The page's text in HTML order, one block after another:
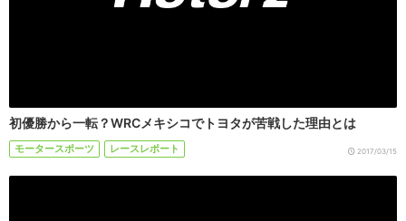
初優勝から一転？WRCメキシコでトヨタが苦戦した理由とは
モータースポーツ レースレポート 2017/03/15